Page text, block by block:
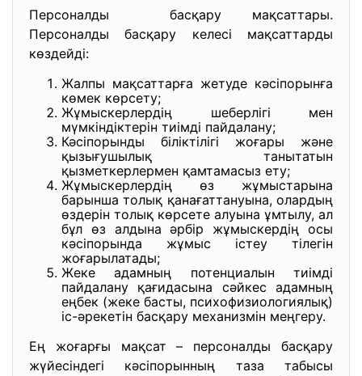
Персоналды басқару мақсаттары.
Персоналды басқару келесі мақсаттарды
көздейді:
Жалпы мақсаттарға жетуде кәсіпорынға
көмек көрсету;
Жұмыскерлердің шеберлігі мен
мүмкіндіктерін тиімді пайдалану;
Кәсіпорынды біліктілігі жоғары және
қызығушылық танытатын
қызметкерлермен қамтамасыз ету;
Жұмыскерлердің өз жұмыстарына
барынша толық қанағаттануына, олардың
өздерін толық көрсете алуына ұмтылу, ал
бұл өз алдына әрбір жұмыскердің осы
кәсіпорында жұмыс істеу тілегін
жоғарылатады;
Жеке адамның потенциалын тиімді
пайдалану қағидасына сәйкес адамның
еңбек (жеке басты, психофизиологиялық)
іс-әрекетін басқару механизмін меңгеру.
Ең жоғарғы мақсат – персоналды басқару
жүйесіндегі кәсіпорынның таза табысы